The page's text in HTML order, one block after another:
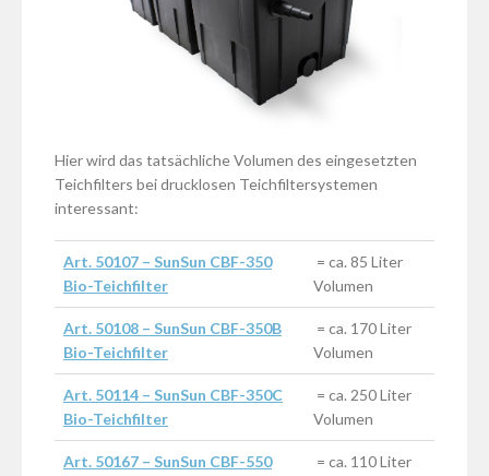
Hier wird das tatsächliche Volumen des eingesetzten
Teichfilters bei drucklosen Teichfiltersystemen
interessant:
Art. 50107 – SunSun CBF-350
Bio-Teichfilter
= ca. 85 Liter
Volumen
Art. 50108 – SunSun CBF-350B
Bio-Teichfilter
= ca. 170 Liter
Volumen
Art. 50114 – SunSun CBF-350C
Bio-Teichfilter
= ca. 250 Liter
Volumen
Art. 50167 – SunSun CBF-550
= ca. 110 Liter